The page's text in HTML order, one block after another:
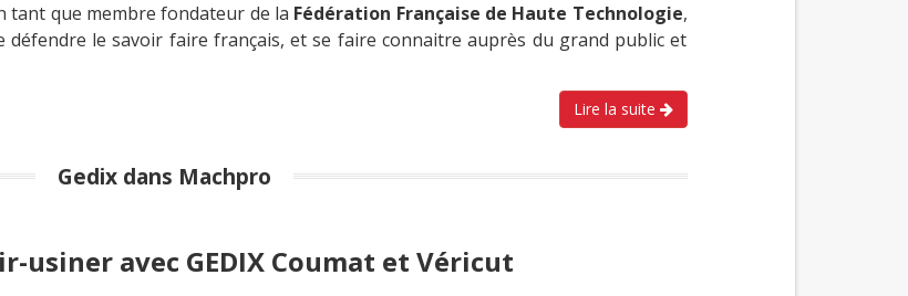
tant que membre fondateur de la Fédération Française de Haute Technologie,
défendre le savoir faire français, et se faire connaitre auprès du grand public et
Lire la suite
Gedix dans Machpro
usiner avec GEDIX Coumat et Véricut